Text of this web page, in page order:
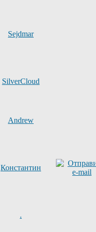
Sejdmar
SilverCloud
Andrew
Константин
.